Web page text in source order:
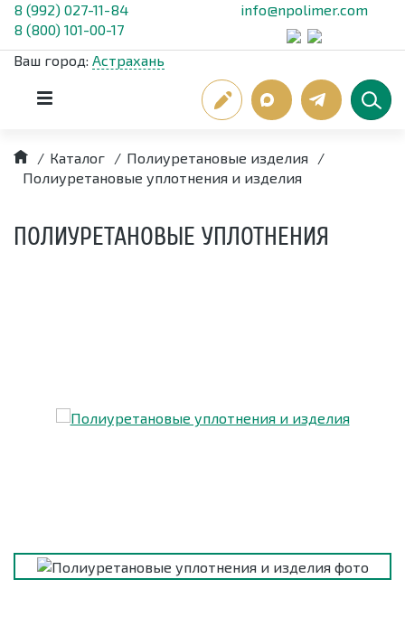
8 (992) 027-11-84
8 (800) 101-00-17
info@npolimer.com
Ваш город: Астрахань
/ Каталог / Полиуретановые изделия
/
Полиуретановые уплотнения и изделия
ПОЛИУРЕТАНОВЫЕ УПЛОТНЕНИЯ